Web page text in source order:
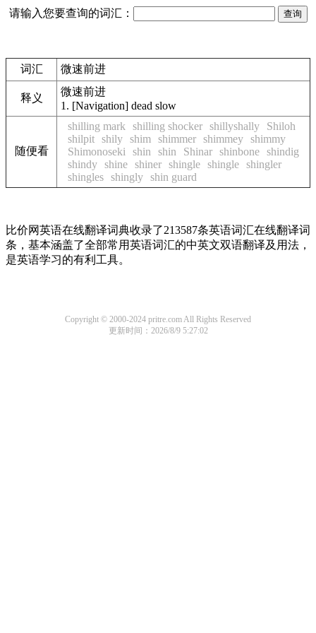
请输入您要查询的词汇：
词汇 微速前进
释义
微速前进
1. [Navigation] dead slow
随便看
shilling mark shilling shocker shillyshally
Shiloh
shilpit shily shim shimmer shimmey shimmy
Shimonoseki
shin shin Shinar shinbone shindig
shindy shine shiner shingle shingle shingler
shingles shingly shin guard
比价网英语在线翻译词典收录了213587条英语词汇在线翻译词
条，基本涵盖了全部常用英语词汇的中英文双语翻译及用法，
是英语学习的有利工具。
Copyright © 2000-2024 pritre.com All Rights Reserved
更新时间：2026/8/9 5:27:02